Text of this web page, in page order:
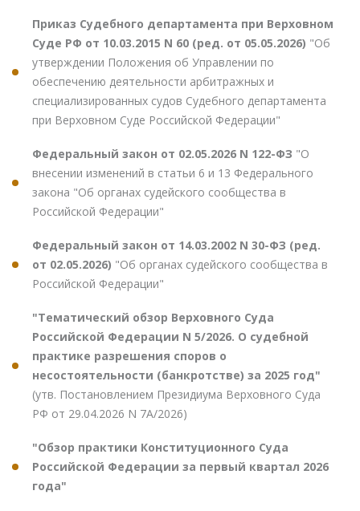
Приказ Судебного департамента при Верховном
Суде РФ от 10.03.2015 N 60 (ред. от 05.05.2026) "Об
утверждении Положения об Управлении по
обеспечению деятельности арбитражных и
специализированных судов Судебного департамента
при Верховном Суде Российской Федерации"
Федеральный закон от 02.05.2026 N 122-ФЗ "О
внесении изменений в статьи 6 и 13 Федерального
закона "Об органах судейского сообщества в
Российской Федерации"
Федеральный закон от 14.03.2002 N 30-ФЗ (ред.
от 02.05.2026) "Об органах судейского сообщества в
Российской Федерации"
"Тематический обзор Верховного Суда
Российской Федерации N 5/2026. О судебной
практике разрешения споров о
несостоятельности (банкротстве) за 2025 год"
(утв. Постановлением Президиума Верховного Суда
РФ от 29.04.2026 N 7А/2026)
"Обзор практики Конституционного Суда
Российской Федерации за первый квартал 2026
года"